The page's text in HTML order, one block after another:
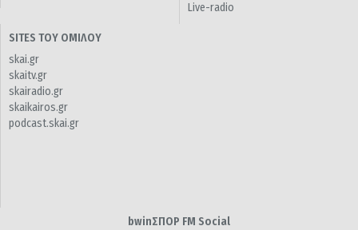
Live-radio
SITES ΤΟΥ ΟΜΙΛΟΥ
skai.gr
skaitv.gr
skairadio.gr
skaikairos.gr
podcast.skai.gr
bwinΣΠΟΡ FM Social